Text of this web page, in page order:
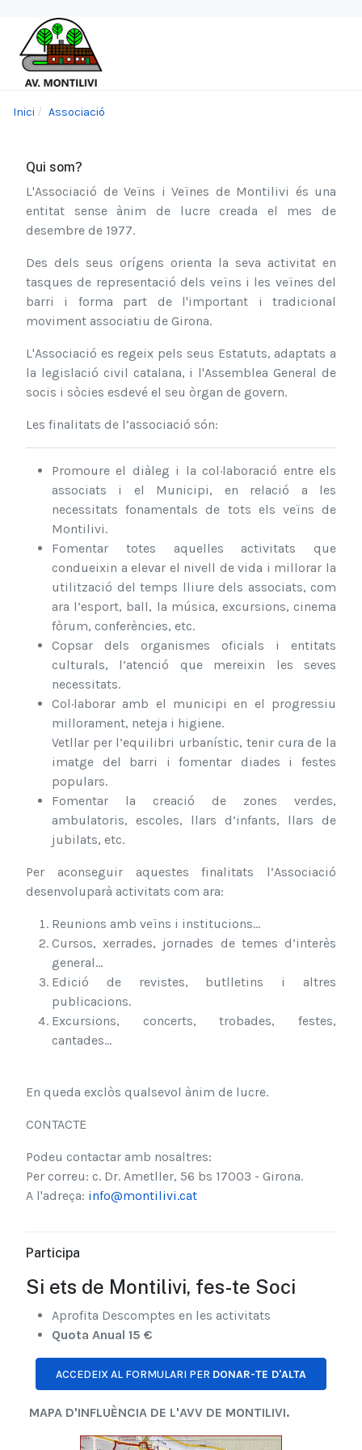
Inici Associació
Qui som?
L'Associació de Veïns i Veïnes de Montilivi és una
entitat sense ànim de lucre creada el mes de
desembre de 1977.
Des dels seus orígens orienta la seva activitat en
tasques de representació dels veïns i les veïnes del
barri i forma part de l'important i tradicional
moviment associatiu de Girona.
L'Associació es regeix pels seus Estatuts, adaptats a
la legislació civil catalana, i l'Assemblea General de
socis i sòcies esdevé el seu òrgan de govern.
Les finalitats de l’associació són:
Promoure el diàleg i la col·laboració entre els
associats i el Municipi, en relació a les
necessitats fonamentals de tots els veïns de
Montilivi.
Fomentar totes aquelles activitats que
condueixin a elevar el nivell de vida i millorar la
utilització del temps lliure dels associats, com
ara l’esport, ball, la música, excursions, cinema
fòrum, conferències, etc.
Copsar dels organismes oficials i entitats
culturals, l’atenció que mereixin les seves
necessitats.
Col·laborar amb el municipi en el progressiu
millorament, neteja i higiene.
Vetllar per l’equilibri urbanístic, tenir cura de la
imatge del barri i fomentar diades i festes
populars.
Fomentar la creació de zones verdes,
ambulatoris, escoles, llars d’infants, llars de
jubilats, etc.
Per aconseguir aquestes finalitats l’Associació
desenvoluparà activitats com ara:
Reunions amb veïns i institucions...
Cursos, xerrades, jornades de temes d’interès
general...
Edició de revistes, butlletins i altres
publicacions.
Excursions, concerts, trobades, festes,
cantades...
En queda exclòs qualsevol ànim de lucre.
CONTACTE
Podeu contactar amb nosaltres:
Per correu: c. Dr. Ametller, 56 bs 17003 - Girona.
A l'adreça: info@montilivi.cat
Participa
Si ets de Montilivi, fes-te Soci
Aprofita Descomptes en les activitats
Quota Anual 15 €
ACCEDEIX AL FORMULARI PER DONAR-TE D'ALTA
MAPA D'INFLUÈNCIA DE L'AVV DE MONTILIVI.